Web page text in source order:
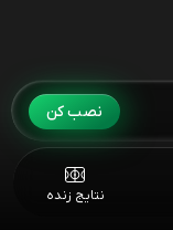
نتایج زنده
نصب کن